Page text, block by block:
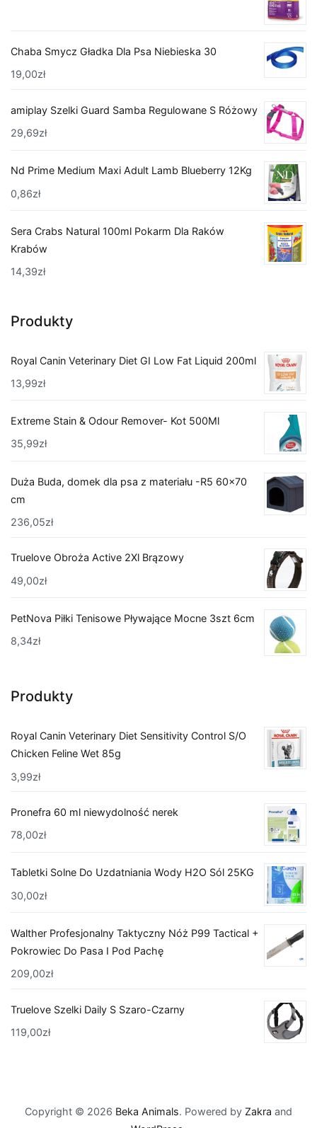
Chaba Smycz Gładka Dla Psa Niebieska 30
19,00zł
amiplay Szelki Guard Samba Regulowane S Różowy
29,69zł
Nd Prime Medium Maxi Adult Lamb Blueberry 12Kg
0,86zł
Sera Crabs Natural 100ml Pokarm Dla Raków
Krabów
14,39zł
Produkty
Royal Canin Veterinary Diet GI Low Fat Liquid 200ml
13,99zł
Extreme Stain & Odour Remover- Kot 500Ml
35,99zł
Duża Buda, domek dla psa z materiału -R5 60x70
cm
236,05zł
Truelove Obroża Active 2Xl Brązowy
49,00zł
PetNova Piłki Tenisowe Pływające Mocne 3szt 6cm
8,34zł
Produkty
Royal Canin Veterinary Diet Sensitivity Control S/O
Chicken Feline Wet 85g
3,99zł
Pronefra 60 ml niewydolność nerek
78,00zł
Tabletki Solne Do Uzdatniania Wody H2O Sól 25KG
30,00zł
Walther Profesjonalny Taktyczny Nóż P99 Tactical +
Pokrowiec Do Pasa I Pod Pachę
209,00zł
Truelove Szelki Daily S Szaro-Czarny
119,00zł
Copyright © 2026 Beka Animals. Powered by Zakra and